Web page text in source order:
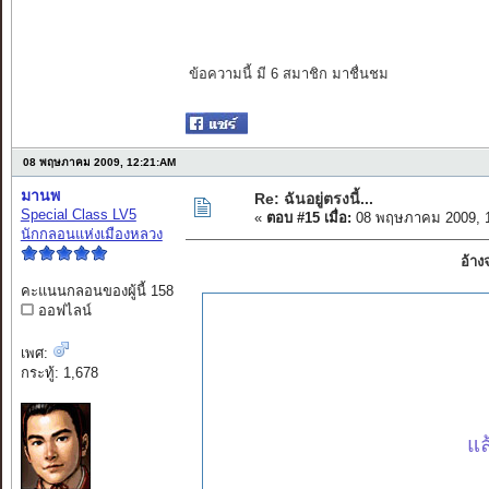
ข้อความนี้ มี 6 สมาชิก มาชื่นชม
08 พฤษภาคม 2009, 12:21:AM
มานพ
Special Class LV5
นักกลอนแห่งเมืองหลวง
คะแนนกลอนของผู้นี้ 158
ออฟไลน์
เพศ:
กระทู้: 1,678
Re: ฉันอยู่ตรงนี้...
« ตอบ #15 เมื่อ: 08 พฤษภาคม 2009,
อ้า
แ